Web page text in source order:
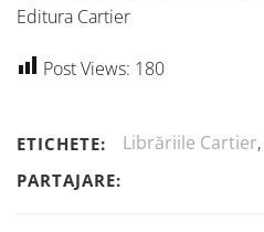
Editura Cartier
Post Views: 180
ETICHETE: Librăriile Cartier,
PARTAJARE: